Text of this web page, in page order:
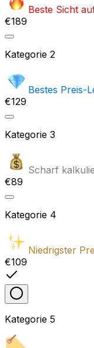
Beste Sicht
€189
Kategorie 2
Bestes Preis-
€129
Kategorie 3
Scharf
€89
Kategorie 4
Niedrigster
€109
Kategorie 5